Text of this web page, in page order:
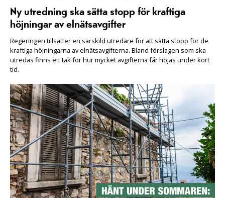
Ny utredning ska sätta stopp för kraftiga
höjningar av elnätsavgifter
Regeringen tillsätter en särskild utredare för att sätta stopp för de
kraftiga höjningarna av elnätsavgifterna. Bland förslagen som ska
utredas finns ett tak för hur mycket avgifterna får höjas under kort
tid.